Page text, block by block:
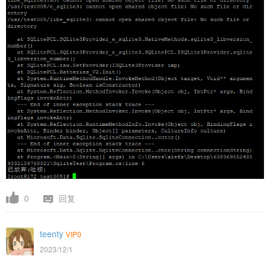
0 回复
teenty VIP0
2023/12/1